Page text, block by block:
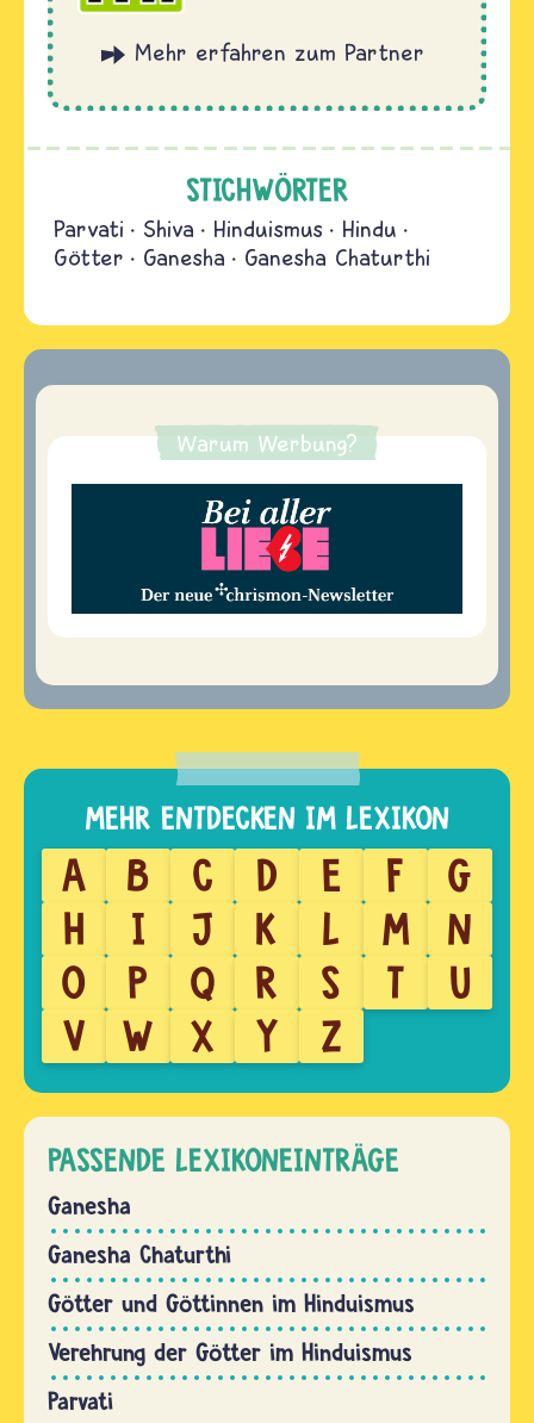
STICHWÖRTER
Parvati Shiva Hinduismus
Hindu
Götter
Ganesha Ganesha Chaturthi
Warum Werbung?
A B C D E F
G
H
I J K L M
N
O
P Q R S T
U
V
W X Y Z
PASSENDE LEXIKONEINTRÄGE
Ganesha
Ganesha Chaturthi
Götter und Göttinnen im Hinduismus
Verehrung der Götter im Hinduismus
Parvati